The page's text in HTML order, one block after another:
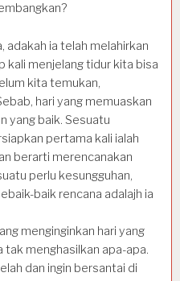
adakah ia telah melahirkan
kali menjelang tidur kita bisa
kita temukan,
hari yang memuaskan
yang baik. Sesuatu
pertama kali ialah
berarti merencanakan
perlu kesungguhan,
baik rencana adalajh ia
menginginkan hari yang
tak menghasilkan apa-apa.
dan ingin bersantai di